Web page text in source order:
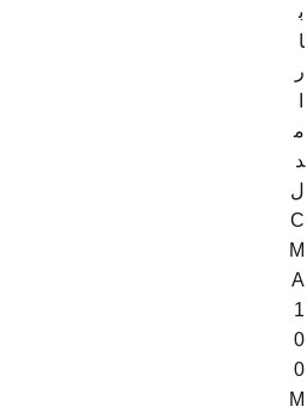
ب
ا
ر
م
د
ل
C
M
A
1
0
0
M